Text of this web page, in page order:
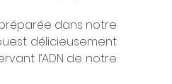
dans notre
délicieusement
l’ADN de notre